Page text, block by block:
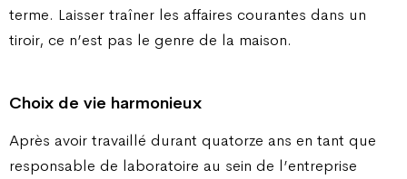
terme. Laisser traîner les affaires courantes dans un
tiroir, ce n’est pas le genre de la maison.
Choix de vie harmonieux
Après avoir travaillé durant quatorze ans en tant que
responsable de laboratoire au sein de l’entreprise